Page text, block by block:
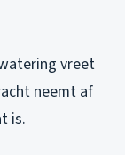
vreet
neemt af
is.